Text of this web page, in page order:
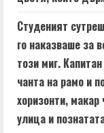
d
i
n
g
Студеният
го наказваше за
този миг.
чанта на рамо и
хоризонти,
улица и